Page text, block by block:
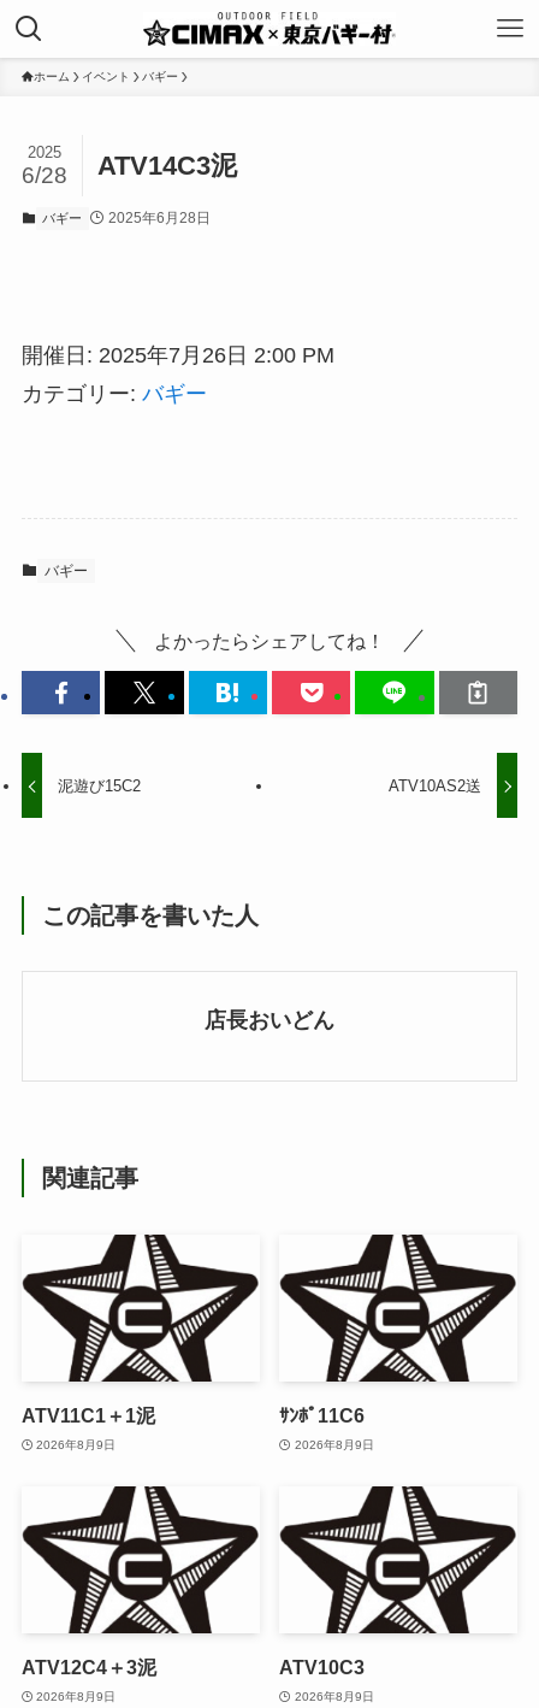
ホーム イベント バギー
ATV14C3泥
2025
6/28
バギー 2025年6月28日
開催日: 2025年7月26日 2:00 PM
カテゴリー: バギー
バギー
よかったらシェアしてね！
泥遊び15C2 ATV10AS2送
この記事を書いた人
店長おいどん
関連記事
ATV11C1＋1泥
2026年8月9日
ｻﾝﾎﾟ11C6
2026年8月9日
ATV12C4＋3泥
2026年8月9日
ATV10C3
2026年8月9日